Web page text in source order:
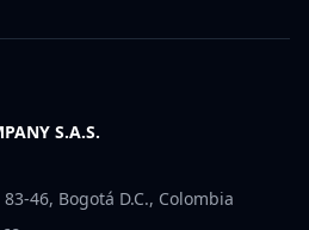
S.A.S.
46, Bogotá D.C., Colombia